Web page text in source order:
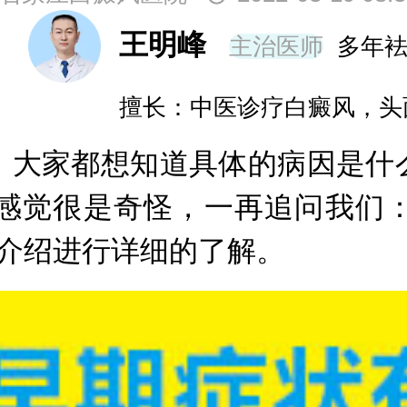
王明峰 主治医师 多年
擅长：中医诊疗白癜风，
都想知道具体的病因是什
觉很是奇怪，一再追问我们
绍进行详细的了解。